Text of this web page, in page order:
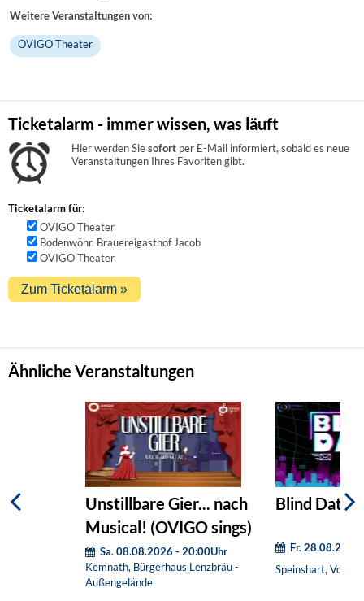
Weitere Veranstaltungen von:
OVIGO Theater
Ticketalarm - immer wissen, was läuft
Hier werden Siesofort per E-Mail informiert, sobald es neue
Veranstaltungen Ihres Favoriten gibt.
Ticketalarm für:
OVIGO Theater
Bodenwöhr, Brauereigasthof Jacob
OVIGO Theater
Ähnliche Veranstaltungen
Unstillbare Gier... nach
Musical! (OVIGO sings)
Sa. 08.08.2026 - 20:00Uhr
Kemnath, Bürgerhaus Lenzbräu -
Außengelände
Blind Date
Fr.
Speinshart,